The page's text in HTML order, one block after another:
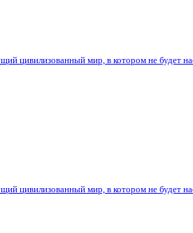
цивилизованный мир, в котором не будет
цивилизованный мир, в котором не будет